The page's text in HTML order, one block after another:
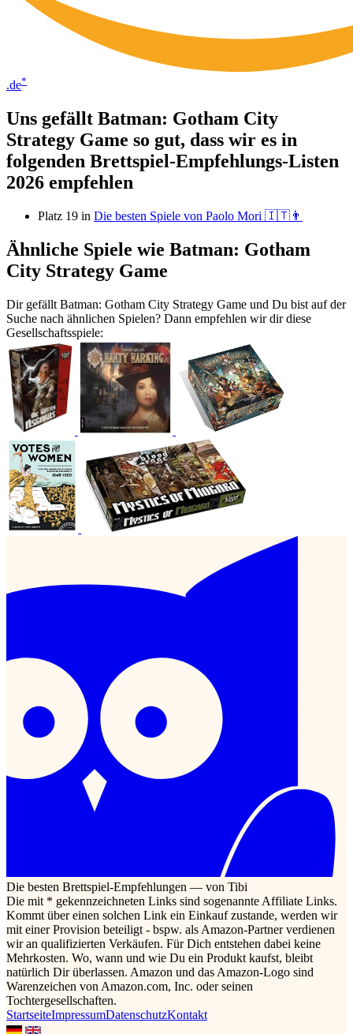
.de*
Uns gefällt Batman: Gotham City
Strategy Game so gut, dass wir es in
folgenden Brettspiel-Empfehlungs-Listen
2026 empfehlen
Platz 19 in Die besten Spiele von Paolo Mori 🇮🇹👨
Ähnliche Spiele wie Batman: Gotham
City Strategy Game
Dir gefällt Batman: Gotham City Strategy Game und Du bist auf der
Suche nach ähnlichen Spielen? Dann empfehlen wir dir diese
Gesellschaftsspiele:
Die besten Brettspiel-Empfehlungen — von Tibi
Die mit * gekennzeichneten Links sind sogenannte Affiliate Links.
Kommt über einen solchen Link ein Einkauf zustande, werden wir
mit einer Provision beteiligt - bspw. als Amazon-Partner verdienen
wir an qualifizierten Verkäufen. Für Dich entstehen dabei keine
Mehrkosten. Wo, wann und wie Du ein Produkt kaufst, bleibt
natürlich Dir überlassen. Amazon und das Amazon-Logo sind
Warenzeichen von Amazon.com, Inc. oder seinen
Tochtergesellschaften.
StartseiteImpressumDatenschutzKontakt